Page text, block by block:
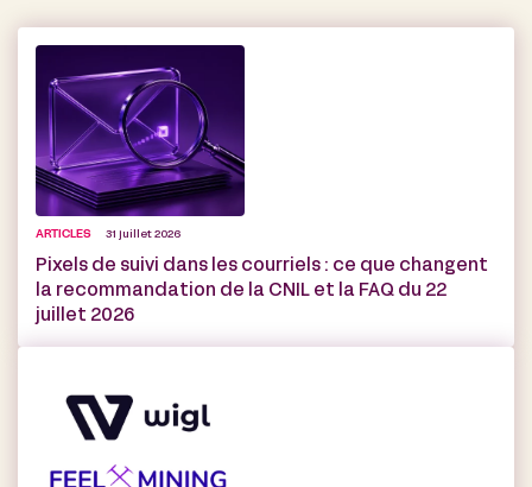
ARTICLES 31 juillet 2026
Pixels de suivi dans les courriels : ce que changent
la recommandation de la CNIL et la FAQ du 22
juillet 2026